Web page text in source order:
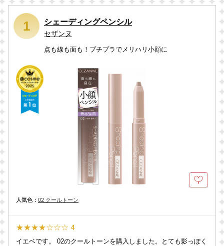
1 シェーディングペンシル
セザンヌ
点も線も面も！プチプラでメリハリ小顔に
人気色： 02 クールトーン
★★★★☆☆☆ 4
イエベです。 02のクールトーンを購入しました。とても影っぽく